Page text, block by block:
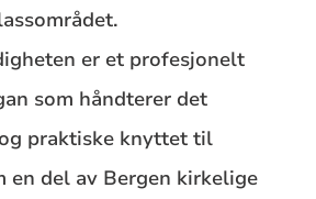
er et profesjonelt
som håndterer det
praktiske knyttet til
en del av Bergen kirkelige